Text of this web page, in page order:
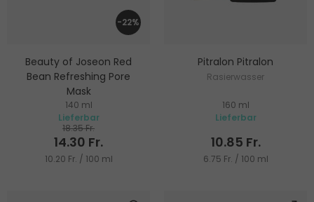
-22%
Beauty of Joseon Red
Bean Refreshing Pore
Mask
Gesichtsmaske für Absorption
von überschüssigem Talg,
sanftes Peeling und
Porenreinigung
140 ml
Lieferbar
18.35 Fr.
14.30 Fr.
10.20 Fr. / 100 ml
Pitralon Pitralon
Rasierwasser
160 ml
Lieferbar
10.85 Fr.
6.75 Fr. / 100 ml